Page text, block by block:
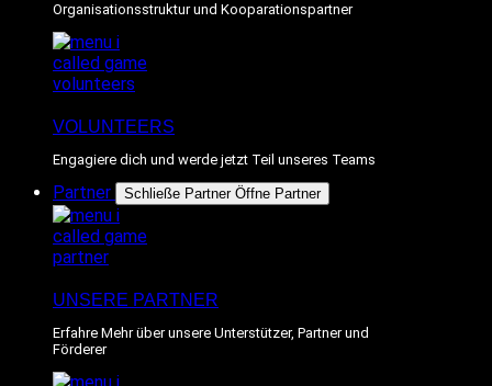
Organisationsstruktur und Kooparationspartner
VOLUNTEERS
Engagiere dich und werde jetzt Teil unseres Teams
Partner Schließe Partner Öffne Partner
UNSERE PARTNER
Erfahre Mehr über unsere Unterstützer, Partner und
Förderer